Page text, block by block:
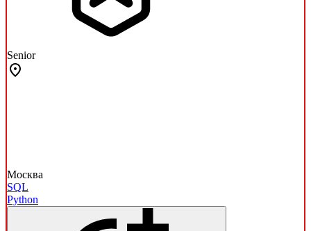
Senior
Москва
SQL
Python